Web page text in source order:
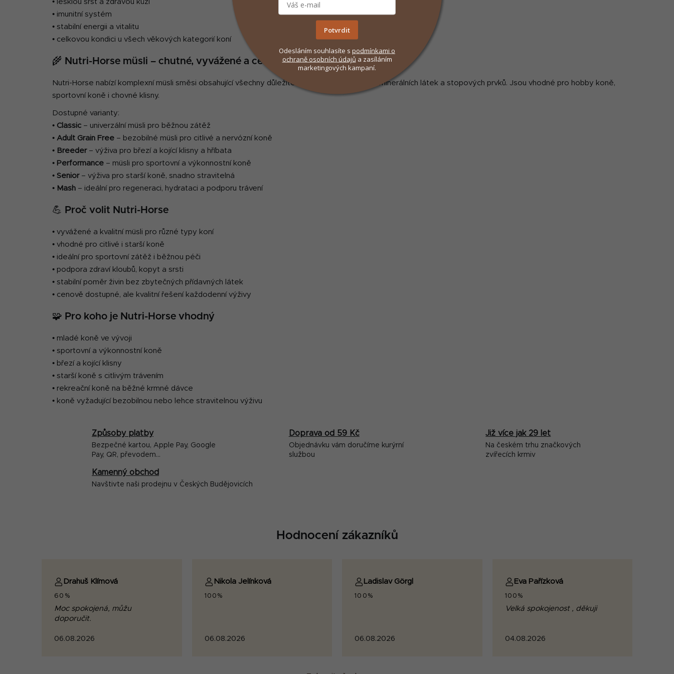
s
u
• lesklou srst a zdravou kůži
• imunitní systém
• stabilní energii a vitalitu
• celkovou kondici u všech věkových kategorií koní
🌾 Nutri-Horse müsli – chutné, vyvážené a cenově dostupné
Nutri-Horse nabízí komplexní müsli směsi obsahující všechny důležité živiny, včetně vitaminů, minerálních látek a stopových prvků. Jsou vhodné pro hobby koně,
sportovní koně i chovné klisny.
Dostupné varianty:
• Classic – univerzální müsli pro běžnou zátěž
• Adult Grain Free – bezobilné müsli pro citlivé a nervózní koně
• Breeder– výživa pro březí a kojící klisny a hříbata
• Performance – müsli pro sportovní a výkonnostní koně
• Senior– výživa pro starší koně, snadno stravitelná
• Mash – ideální pro regeneraci, hydrataci a podporu trávení
💪 Proč volit Nutri-Horse
• vyvážené a kvalitní müsli pro různé typy koní
• vhodné pro citlivé i starší koně
• ideální pro sportovní zátěž i běžnou péči
• podpora zdraví kloubů, kopyt a srsti
• stabilní poměr živin bez zbytečných přídavných látek
• cenově dostupné, ale kvalitní řešení každodenní výživy
🧩 Pro koho je Nutri-Horse vhodný
• mladé koně ve vývoji
• sportovní a výkonnostní koně
• březí a kojící klisny
• starší koně s citlivým trávením
• rekreační koně na běžné krmné dávce
• koně vyžadující bezobilnou nebo lehce stravitelnou výživu
Způsoby platby
Bezpečné kartou, Apple Pay, Google
Pay, QR, převodem...
Doprava od 59 Kč
Objednávku vám doručíme kurýrní
službou
Již více jak 29 let
Na českém trhu značkových
zvířecích krmiv
Kamenný obchod
Navštivte naši prodejnu v Českých Budějovicích
Hodnocení zákazníků
Drahuš Klímová
60%
Moc spokojená, můžu
doporučit.
06.08.2026
Nikola Jelínková
100%
06.08.2026
Ladislav Görgl
100%
06.08.2026
Eva Pařízková
100%
Velká spokojenost , děkuji
04.08.2026
Potvrdit
Odesláním souhlasíte s podmínkami o
ochraně osobních údajů a zasíláním
marketingových kampaní.